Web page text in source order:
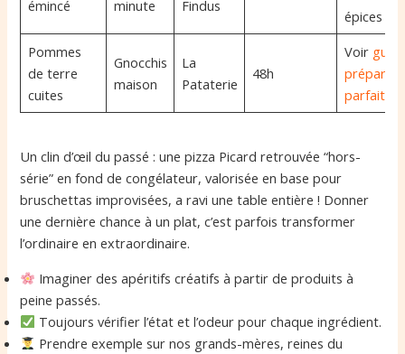
émincé minute Findus
épices
Pommes
de terre
cuites
Gnocchis
maison
La
Pataterie
48h
Voir guide
parfaite
Un clin d’œil du passé : une pizza Picard retrouvée “hors-
série” en fond de congélateur, valorisée en base pour
bruschettas improvisées, a ravi une table entière ! Donner
une dernière chance à un plat, c’est parfois transformer
l’ordinaire en extraordinaire.
Imaginer des apéritifs créatifs à partir de produits à
peine passés.
Toujours vérifier l’état et l’odeur pour chaque ingrédient.
Prendre exemple sur nos grands-mères, reines du